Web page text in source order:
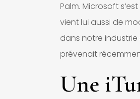
Palm. Microsoft
vient lui aussi de
dans notre
prévenait
Une